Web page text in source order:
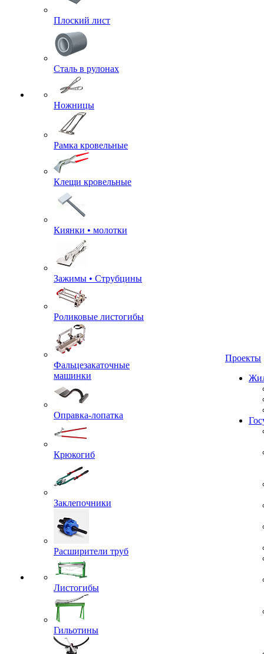
Плоский лист
Сталь в рулонах
Ножницы
Рамка кровельные
Клещи кровельные
Киянки • молотки
Зажимы • Струбцины
Роликовые листогибы
Фальцезакаточные
машинки
Оправка-лопатка
Крюкогиб
Заклепочники
Расширители труб
Листогибы
Гильотины
Проекты